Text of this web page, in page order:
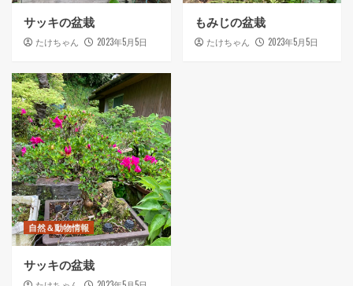
サッキの盆栽
たけちゃん 2023年5月5日
もみじの盆栽
たけちゃん 2023年5月5日
自然＆動物情報
サッキの盆栽